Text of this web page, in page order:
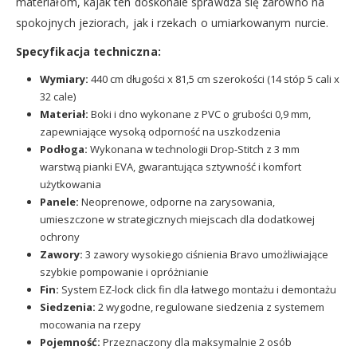
spokojnych jeziorach, jak i rzekach o umiarkowanym nurcie.
Specyfikacja techniczna:
Wymiary: 440 cm długości x 81,5 cm szerokości (14 stóp 5 cali x
32 cale)
Materiał: Boki i dno wykonane z PVC o grubości 0,9 mm,
zapewniające wysoką odporność na uszkodzenia
Podłoga: Wykonana w technologii Drop-Stitch z 3 mm
warstwą pianki EVA, gwarantująca sztywność i komfort
użytkowania
Panele: Neoprenowe, odporne na zarysowania,
umieszczone w strategicznych miejscach dla dodatkowej
ochrony
Zawory: 3 zawory wysokiego ciśnienia Bravo umożliwiające
szybkie pompowanie i opróżnianie
Fin: System EZ-lock click fin dla łatwego montażu i demontażu
Siedzenia: 2 wygodne, regulowane siedzenia z systemem
mocowania na rzepy
Pojemność: Przeznaczony dla maksymalnie 2 osób